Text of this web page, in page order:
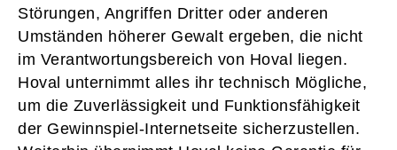
Störungen, Angriffen Dritter oder anderen
Umständen höherer Gewalt ergeben, die nicht
im Verantwortungsbereich von Hoval liegen.
Hoval unternimmt alles ihr technisch Mögliche,
um die Zuverlässigkeit und Funktionsfähigkeit
der Gewinnspiel-Internetseite sicherzustellen.